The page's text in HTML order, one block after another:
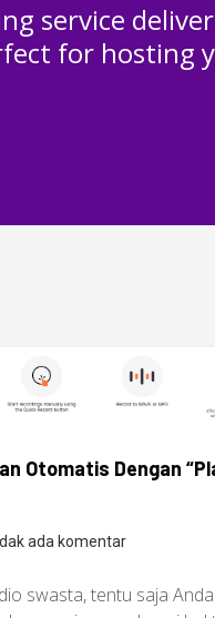
service
for hosting
Otomatis Dengan
ada komentar
swasta, tentu saja